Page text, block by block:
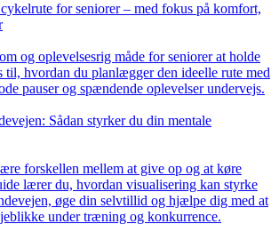
for seniorer – med fokus på komfort,
og oplevelsesrig måde for seniorer at holde
til, hvordan du planlægger den ideelle rute med
pauser og spændende oplevelser undervejs.
Sådan styrker du din mentale
forskellen mellem at give op og at køre
lærer du, hvordan visualisering kan styrke
øge din selvtillid og hjælpe dig med at
under træning og konkurrence.